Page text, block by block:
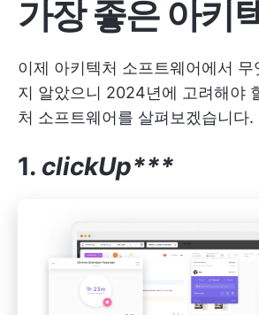
가장 좋은 아
이제 아키텍처 소프트웨어에서
지 알았으니 2024년에 고려해야
처 소프트웨어를 살펴보겠습니다.
1. clickUp***